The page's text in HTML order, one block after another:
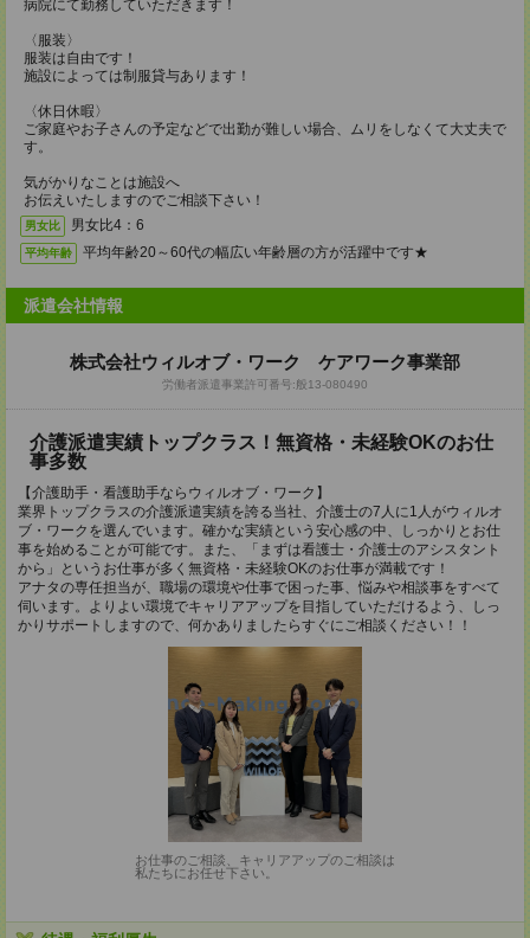
病院にて勤務していただきます！
〈服装〉
服装は自由です！
施設によっては制服貸与あります！
〈休日休暇〉
ご家庭やお子さんの予定などで出勤が難しい場合、ムリをしなくて大丈夫で
す。
気がかりなことは施設へ
お伝えいたしますのでご相談下さい！
男女比 男女比4：6
平均年齢 平均年齢20～60代の幅広い年齢層の方が活躍中です★
派遣会社情報
株式会社ウィルオブ・ワーク ケアワーク事業部
労働者派遣事業許可番号:般13‐080490
介護派遣実績トップクラス！無資格・未経験OKのお仕
事多数
【介護助手・看護助手ならウィルオブ・ワーク】
業界トップクラスの介護派遣実績を誇る当社、介護士の7人に1人がウィルオ
ブ・ワークを選んでいます。確かな実績という安心感の中、しっかりとお仕
事を始めることが可能です。また、「まずは看護士・介護士のアシスタント
から」というお仕事が多く無資格・未経験OKのお仕事が満載です！
アナタの専任担当が、職場の環境や仕事で困った事、悩みや相談事をすべて
伺います。よりよい環境でキャリアアップを目指していただけるよう、しっ
かりサポートしますので、何かありましたらすぐにご相談ください！！
お仕事のご相談、キャリアアップのご相談は
私たちにお任せ下さい。